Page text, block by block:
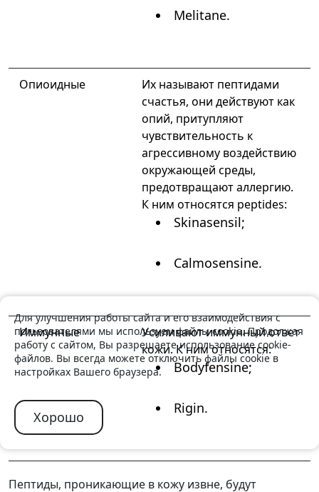
Melitane.
Опиоидные
Их называют пептидами
счастья, они действуют как
опий, притупляют
чувствительность к
агрессивному воздействию
окружающей среды,
предотвращают аллергию.
К ним относятся peptides:
Skinasensil;
Calmosensine.
Иммунные
Усиливают иммунный ответ
кожи. К ним относятся:
Bodyfensine;
Rigin.
Пептиды, проникающие в кожу извне, будут
Для улучшения работы сайта и его взаимодействия с
пользователями мы используем файлы cookie. Продолжая
работу с сайтом, Вы разрешаете использование cookie-
файлов. Вы всегда можете отключить файлы cookie в
настройках Вашего браузера.
Хорошо